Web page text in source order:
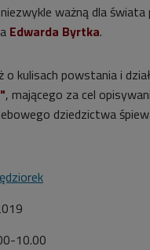
ważną dla świata
Edwarda Byrtka.
o kulisach powstania i
, mającego za cel
dziedzictwa
10.00